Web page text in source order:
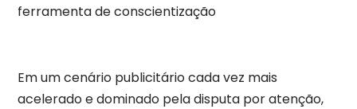
ferramenta de conscientização
Em um cenário publicitário cada vez mais
acelerado e dominado pela disputa por atenção,